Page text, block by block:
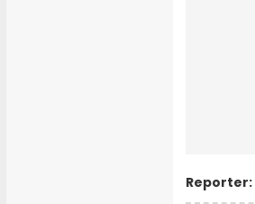
Reporter: